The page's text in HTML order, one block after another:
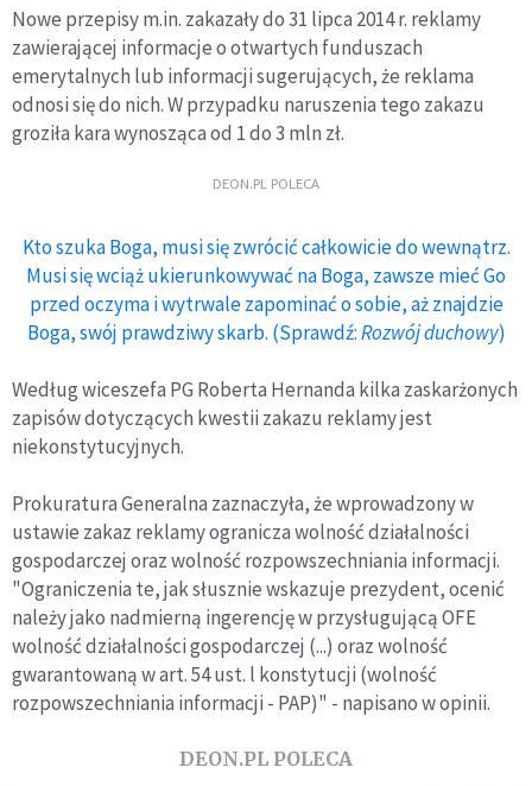
Nowe przepisy m.in. zakazały do 31 lipca 2014 r. reklamy
zawierającej informacje o otwartych funduszach
emerytalnych lub informacji sugerujących, że reklama
odnosi się do nich. W przypadku naruszenia tego zakazu
groziła kara wynosząca od 1 do 3 mln zł.
DEON.PL POLECA
Kto szuka Boga, musi się zwrócić całkowicie do wewnątrz.
Musi się wciąż ukierunkowywać na Boga, zawsze mieć Go
przed oczyma i wytrwale zapominać o sobie, aż znajdzie
Boga, swój prawdziwy skarb. (Sprawdź:Rozwój duchowy)
Według wiceszefa PG Roberta Hernanda kilka zaskarżonych
zapisów dotyczących kwestii zakazu reklamy jest
niekonstytucyjnych.
Prokuratura Generalna zaznaczyła, że wprowadzony w
ustawie zakaz reklamy ogranicza wolność działalności
gospodarczej oraz wolność rozpowszechniania informacji.
"Ograniczenia te, jak słusznie wskazuje prezydent, ocenić
należy jako nadmierną ingerencję w przysługującą OFE
wolność działalności gospodarczej (...) oraz wolność
gwarantowaną w art. 54 ust. l konstytucji (wolność
rozpowszechniania informacji - PAP)" - napisano w opinii.
DEON.PL POLECA